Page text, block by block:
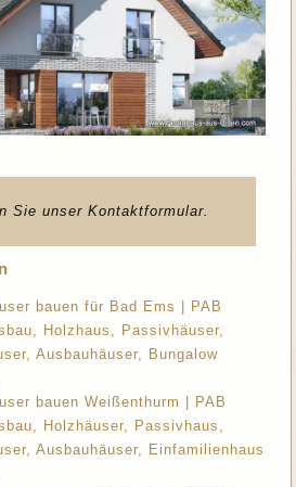
Sie unser Kontaktformular.
bauen für Bad Ems | PAB
Holzhaus, Passivhäuser,
Ausbauhäuser, Bungalow
bauen Weißenthurm | PAB
Holzhäuser, Passivhaus,
Ausbauhäuser, Einfamilienhaus